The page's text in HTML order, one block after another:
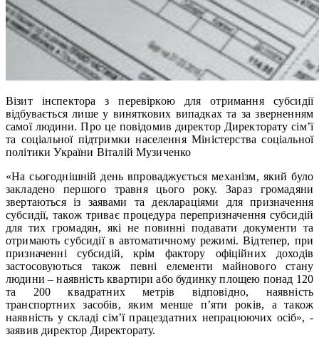
Візит інспектора з перевіркою для отримання субсидії
відбувається лише у виняткових випадках та за зверненням
самої людини. Про це повідомив директор Директорату сім’ї
та соціальної підтримки населення Міністерства соціальної
політики України Віталій Музиченко
«На сьогоднішній день впроваджується механізм, який було
закладено першого травня цього року. Зараз громадяни
звертаються із заявами та деклараціями для призначення
субсидії, також триває процедура перепризначення субсидій
для тих громадян, які не повинні подавати документи та
отримають субсидії в автоматичному режимі. Відтепер, при
призначенні субсидій, крім фактору офіційних доходів
застосовуються також певні елементи майнового стану
людини – наявність квартири або будинку площею понад 120
та 200 квадратних метрів відповідно, наявність
транспортних засобів, яким менше п’яти років, а також
наявність у складі сім’ї працездатних непрацюючих осіб», -
заявив директор Директорату.